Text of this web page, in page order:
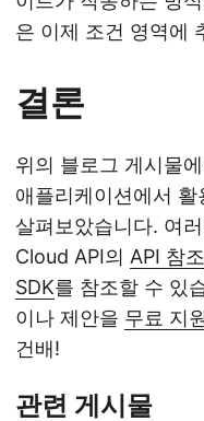
은 이제 조건 영역에
결론
위의 블로그 게시물
애플리케이션에서
살펴보았습니다. 여
Cloud API의 API 참조
SDK를 참조할 수 있
이나 제안을 무료 지
건배!
관련 게시물